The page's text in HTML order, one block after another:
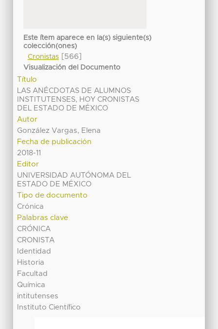
Este ítem aparece en la(s) siguiente(s)
colección(ones)
Cronistas[566]
Visualización del Documento
Título
LAS ANÉCDOTAS DE ALUMNOS
INSTITUTENSES, HOY CRONISTAS
DEL ESTADO DE MÉXICO
Autor
González Vargas, Elena
Fecha de publicación
2018-11
Editor
UNIVERSIDAD AUTÓNOMA DEL
ESTADO DE MÉXICO
Tipo de documento
Crónica
Palabras clave
CRÓNICA
CRONISTA
Identidad
Historia
Facultad
Química
intitutenses
Instituto Científico